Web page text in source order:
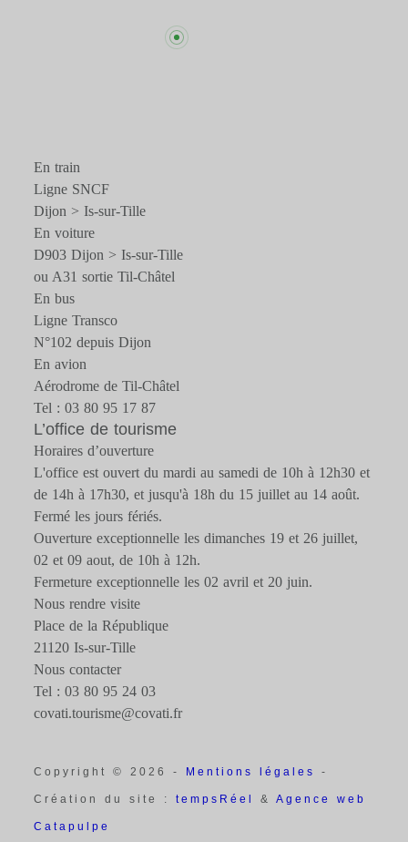
En train
Ligne SNCF
Dijon > Is-sur-Tille
En voiture
D903 Dijon > Is-sur-Tille
ou A31 sortie Til-Châtel
En bus
Ligne Transco
N°102 depuis Dijon
En avion
Aérodrome de Til-Châtel
Tel : 03 80 95 17 87
L’office de tourisme
Horaires d’ouverture
L'office est ouvert du mardi au samedi de 10h à 12h30 et
de 14h à 17h30, et jusqu'à 18h du 15 juillet au 14 août.
Fermé les jours fériés.
Ouverture exceptionnelle les dimanches 19 et 26 juillet,
02 et 09 aout, de 10h à 12h.
Fermeture exceptionnelle les 02 avril et 20 juin.
Nous rendre visite
Place de la République
21120 Is-sur-Tille
Nous contacter
Tel : 03 80 95 24 03
covati.tourisme@covati.fr
Copyright © 2026 - Mentions légales -
Création du site :tempsRéel&Agence web
Catapulpe